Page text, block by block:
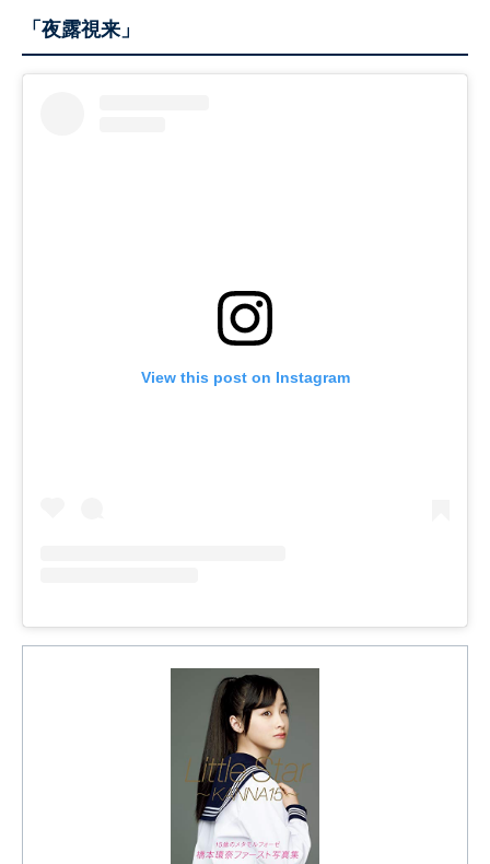
「夜露視来」
View this post on Instagram